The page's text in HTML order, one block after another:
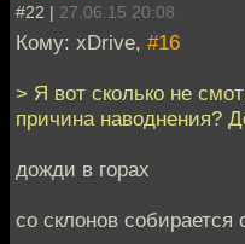
#22 | 27.06.15 20:08
Кому: xDrive, #16
> Я вот сколько не
причина наводнения?
дожди в горах
со склонов собирается